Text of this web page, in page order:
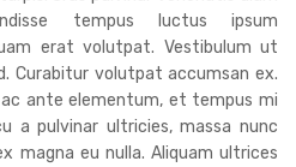
tempus luctus ipsum
erat volutpat. Vestibulum ut
Curabitur volutpat accumsan ex.
ante elementum, et tempus mi
a pulvinar ultricies, massa nunc
magna eu nulla. Aliquam ultrices